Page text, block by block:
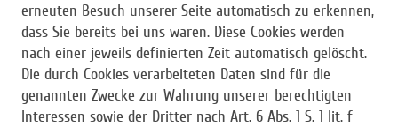
erneuten Besuch unserer Seite automatisch zu erkennen,
dass Sie bereits bei uns waren. Diese Cookies werden
nach einer jeweils definierten Zeit automatisch gelöscht.
Die durch Cookies verarbeiteten Daten sind für die
genannten Zwecke zur Wahrung unserer berechtigten
Interessen sowie der Dritter nach Art. 6 Abs. 1 S. 1 lit. f